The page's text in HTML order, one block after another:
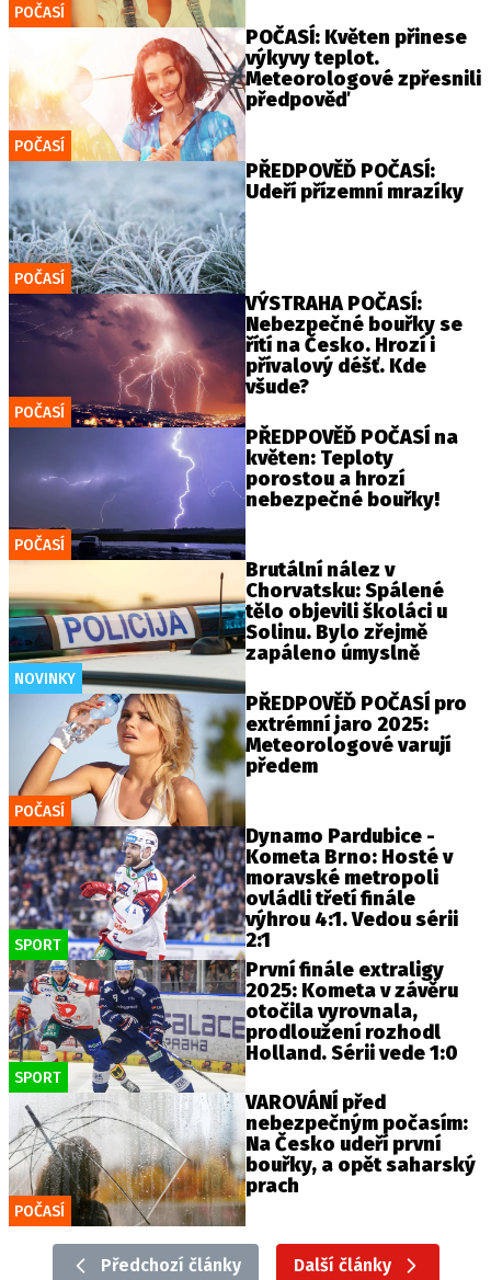
POČASÍ
POČASÍ
POČASÍ: Květen přinese
výkyvy teplot.
Meteorologové zpřesnili
předpověď
POČASÍ
PŘEDPOVĚĎ POČASÍ:
Udeří přízemní mrazíky
POČASÍ
VÝSTRAHA POČASÍ:
Nebezpečné bouřky se
řítí na Česko. Hrozí i
přívalový déšť. Kde
všude?
POČASÍ
PŘEDPOVĚĎ POČASÍ na
květen: Teploty
porostou a hrozí
nebezpečné bouřky!
NOVINKY
Brutální nález v
Chorvatsku: Spálené
tělo objevili školáci u
Solinu. Bylo zřejmě
zapáleno úmyslně
POČASÍ
PŘEDPOVĚĎ POČASÍ pro
extrémní jaro 2025:
Meteorologové varují
předem
SPORT
Dynamo Pardubice -
Kometa Brno: Hosté v
moravské metropoli
ovládli třetí finále
výhrou 4:1. Vedou sérii
2:1
SPORT
První finále extraligy
2025: Kometa v závěru
otočila vyrovnala,
prodloužení rozhodl
Holland. Sérii vede 1:0
POČASÍ
VAROVÁNÍ před
nebezpečným počasím:
Na Česko udeří první
bouřky, a opět saharský
prach
Předchozí články Další články